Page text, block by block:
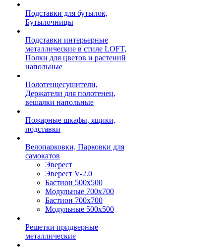
Подставки для бутылок,
Бутылочницы
Подставки интерьерные
металлические в стиле LOFT,
Полки для цветов и растений
напольные
Полотенцесушители,
Держатели для полотенец,
вешалки напольные
Пожарные шкафы, ящики,
подставки
Велопарковки, Парковки для
самокатов
Эверест
Эверест V-2.0
Бастион 500х500
Модульные 700х700
Бастион 700х700
Модульные 500х500
Решетки придверные
металлические